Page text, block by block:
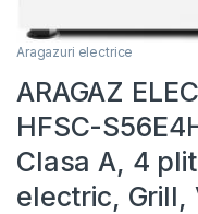
Aragazuri electrice
ARAGAZ
HFSC-
Clasa A, 4
electric, Grill,